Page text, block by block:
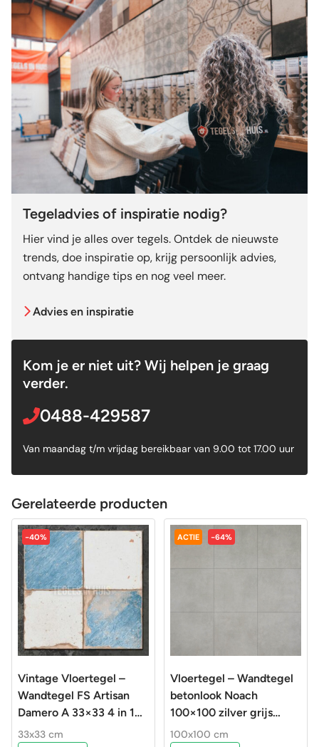
Tegeladvies of inspiratie nodig?
Hier vind je alles over tegels. Ontdek de nieuwste
trends, doe inspiratie op, krijg persoonlijk advies,
ontvang handige tips en nog veel meer.
Advies en inspiratie
Kom je er niet uit? Wij helpen je graag
verder.
0488-429587
Van maandag t/m vrijdag bereikbaar van 9.00 tot 17.00 uur
Gerelateerde producten
-40%
Vintage Vloertegel –
Wandtegel FS Artisan
Damero A 33×33 4 in 1
R9
33x33 cm
ACTIE -64%
Vloertegel – Wandtegel
betonlook Noach
100×100 zilver grijs
gerectificeerd R9
100x100 cm